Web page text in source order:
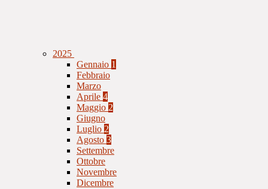
2025
Gennaio 1
Febbraio
Marzo
Aprile 4
Maggio 2
Giugno
Luglio 2
Agosto 3
Settembre
Ottobre
Novembre
Dicembre